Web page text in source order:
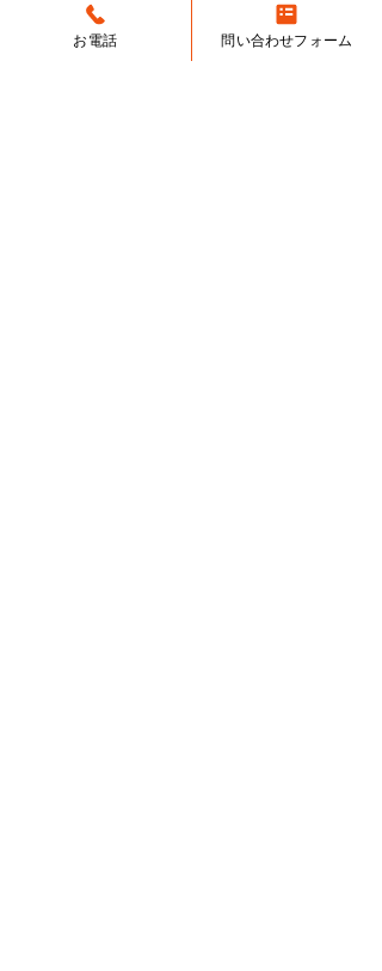
当団体は、お客様から前項の請求を受け、その請求
に応じる必要があると判断した場合には、遅滞な
お電話 問い合わせフォーム